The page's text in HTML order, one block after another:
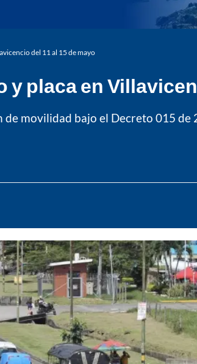
del 11 al 15 de mayo
placa en
movilidad bajo el Decreto 015